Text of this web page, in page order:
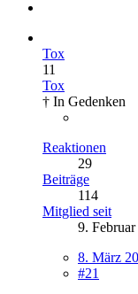
Tox
11
Tox
† In Gedenken
Reaktionen
29
Beiträge
114
Mitglied seit
9.
8. März
#21